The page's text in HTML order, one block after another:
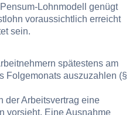
Lohnmodell genügt
voraussichtlich erreicht
sein.
spätestens am
Folgemonats auszuzahlen (§
der Arbeitsvertrag eine
vorsieht. Eine Ausnahme